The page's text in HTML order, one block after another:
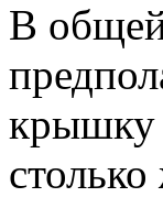
В
крышку